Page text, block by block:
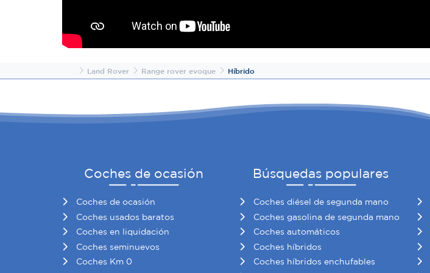
InicioLand Rover Range rover evoque Híbrido
Coches de ocasión
Coches de ocasión
Coches usados baratos
Coches en liquidación
Coches seminuevos
Coches Km 0
Búsquedas populares
Coches diésel de segunda mano
Coches gasolina de segunda mano
Coches automáticos
Coches híbridos
Coches híbridos enchufables